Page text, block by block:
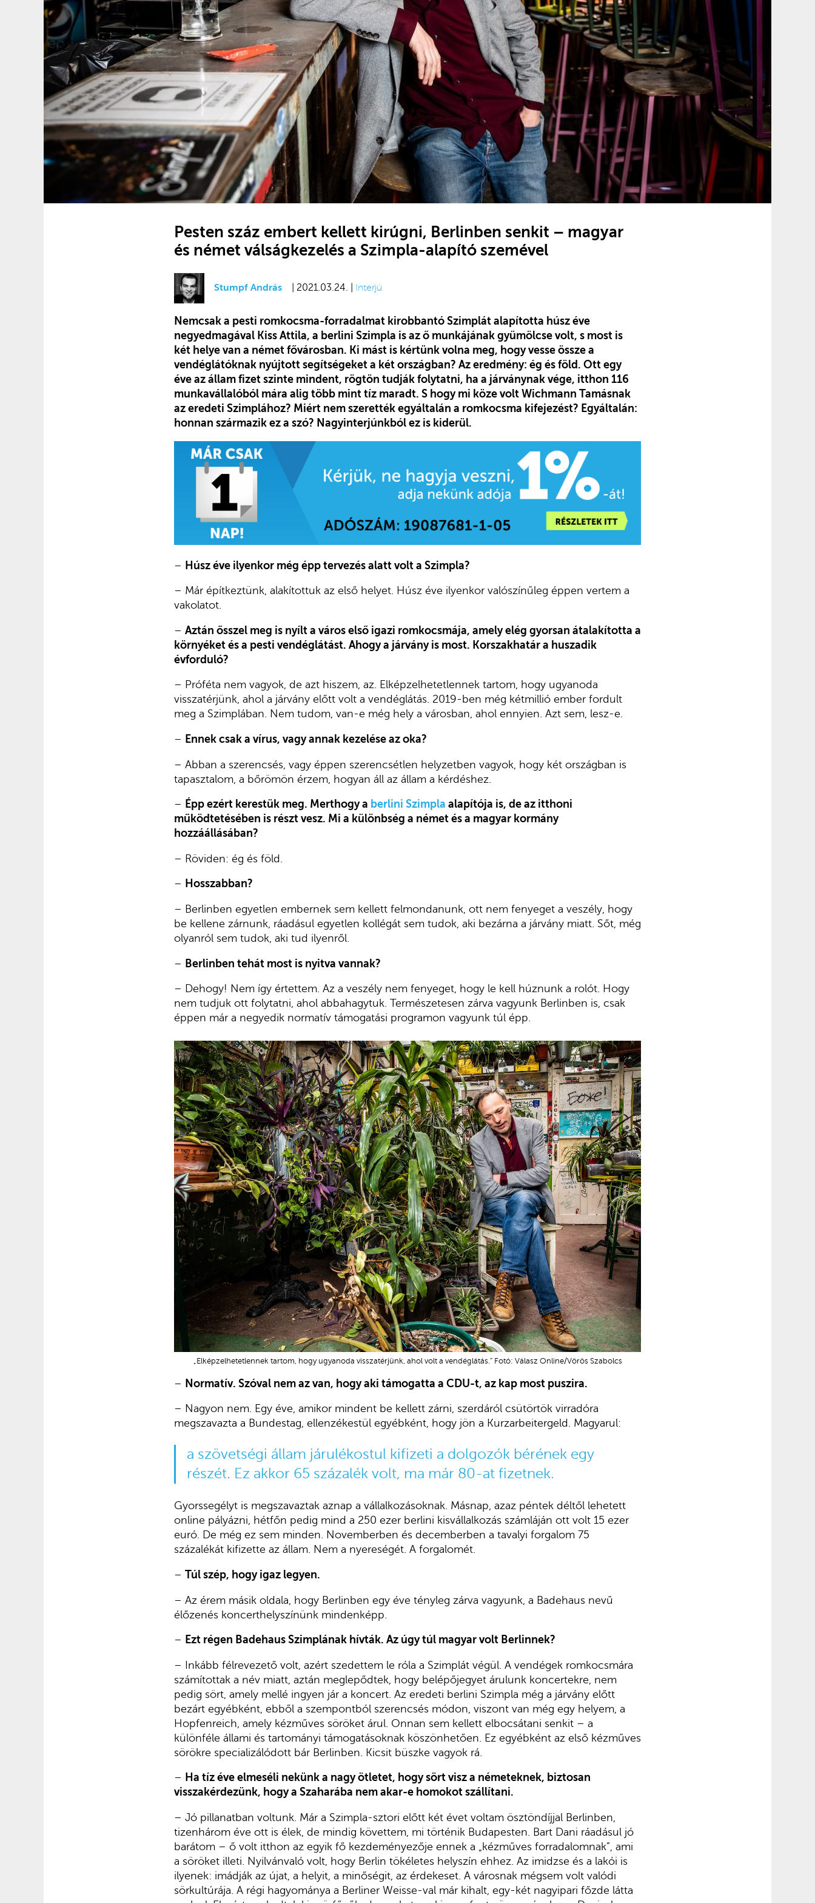
Pesten száz embert kellett kirúgni, Berlinben senkit – magyar
és német válságkezelés a Szimpla-alapító szemével
Stumpf András | 2021.03.24. | Interjú
Nemcsak a pesti romkocsma-forradalmat kirobbantó Szimplát alapította húsz éve
negyedmagával Kiss Attila, a berlini Szimpla is az ő munkájának gyümölcse volt, s most is
két helye van a német fővárosban. Ki mást is kértünk volna meg, hogy vesse össze a
vendéglátóknak nyújtott segítségeket a két országban? Az eredmény: ég és föld. Ott egy
éve az állam fizet szinte mindent, rögtön tudják folytatni, ha a járványnak vége, itthon 116
munkavállalóból mára alig több mint tíz maradt. S hogy mi köze volt Wichmann Tamásnak
az eredeti Szimplához? Miért nem szerették egyáltalán a romkocsma kifejezést? Egyáltalán:
honnan származik ez a szó? Nagyinterjúnkból ez is kiderül.
– Húsz éve ilyenkor még épp tervezés alatt volt a Szimpla?
– Már építkeztünk, alakítottuk az első helyet. Húsz éve ilyenkor valószínűleg éppen vertem a
vakolatot.
– Aztán ősszel meg is nyílt a város első igazi romkocsmája, amely elég gyorsan átalakította a
környéket és a pesti vendéglátást. Ahogy a járvány is most. Korszakhatár a huszadik
évforduló?
– Próféta nem vagyok, de azt hiszem, az. Elképzelhetetlennek tartom, hogy ugyanoda
visszatérjünk, ahol a járvány előtt volt a vendéglátás. 2019-ben még kétmillió ember fordult
meg a Szimplában. Nem tudom, van-e még hely a városban, ahol ennyien. Azt sem, lesz-e.
– Ennek csak a vírus, vagy annak kezelése az oka?
– Abban a szerencsés, vagy éppen szerencsétlen helyzetben vagyok, hogy két országban is
tapasztalom, a bőrömön érzem, hogyan áll az állam a kérdéshez.
– Épp ezért kerestük meg. Merthogy a berlini Szimpla alapítója is, de az itthoni
működtetésében is részt vesz. Mi a különbség a német és a magyar kormány
hozzáállásában?
– Röviden: ég és föld.
– Hosszabban?
– Berlinben egyetlen embernek sem kellett felmondanunk, ott nem fenyeget a veszély, hogy
be kellene zárnunk, ráadásul egyetlen kollégát sem tudok, aki bezárna a járvány miatt. Sőt, még
olyanról sem tudok, aki tud ilyenről.
– Berlinben tehát most is nyitva vannak?
– Dehogy! Nem így értettem. Az a veszély nem fenyeget, hogy le kell húznunk a rolót. Hogy
nem tudjuk ott folytatni, ahol abbahagytuk. Természetesen zárva vagyunk Berlinben is, csak
éppen már a negyedik normatív támogatási programon vagyunk túl épp.
„Elképzelhetetlennek tartom, hogy ugyanoda visszatérjünk, ahol volt a vendéglátás.” Fotó: Válasz Online/Vörös Szabolcs
– Normatív. Szóval nem az van, hogy aki támogatta a CDU-t, az kap most puszira.
– Nagyon nem. Egy éve, amikor mindent be kellett zárni, szerdáról csütörtök virradóra
megszavazta a Bundestag, ellenzékestül egyébként, hogy jön a Kurzarbeitergeld. Magyarul:
a szövetségi állam járulékostul kifizeti a dolgozók bérének egy
részét. Ez akkor 65 százalék volt, ma már 80-at fizetnek.
Gyorssegélyt is megszavaztak aznap a vállalkozásoknak. Másnap, azaz péntek déltől lehetett
online pályázni, hétfőn pedig mind a 250 ezer berlini kisvállalkozás számláján ott volt 15 ezer
euró. De még ez sem minden. Novemberben és decemberben a tavalyi forgalom 75
százalékát kifizette az állam. Nem a nyereségét. A forgalomét.
– Túl szép, hogy igaz legyen.
– Az érem másik oldala, hogy Berlinben egy éve tényleg zárva vagyunk, a Badehaus nevű
élőzenés koncerthelyszínünk mindenképp.
– Ezt régen Badehaus Szimplának hívták. Az úgy túl magyar volt Berlinnek?
– Inkább félrevezető volt, azért szedettem le róla a Szimplát végül. A vendégek romkocsmára
számítottak a név miatt, aztán meglepődtek, hogy belépőjegyet árulunk koncertekre, nem
pedig sört, amely mellé ingyen jár a koncert. Az eredeti berlini Szimpla még a járvány előtt
bezárt egyébként, ebből a szempontból szerencsés módon, viszont van még egy helyem, a
Hopfenreich, amely kézműves söröket árul. Onnan sem kellett elbocsátani senkit – a
különféle állami és tartományi támogatásoknak köszönhetően. Ez egyébként az első kézműves
sörökre specializálódott bár Berlinben. Kicsit büszke vagyok rá.
– Ha tíz éve elmeséli nekünk a nagy ötletet, hogy sört visz a németeknek, biztosan
visszakérdezünk, hogy a Szaharába nem akar-e homokot szállítani.
– Jó pillanatban voltunk. Már a Szimpla-sztori előtt két évet voltam ösztöndíjjal Berlinben,
tizenhárom éve ott is élek, de mindig követtem, mi történik Budapesten. Bart Dani ráadásul jó
barátom – ő volt itthon az egyik fő kezdeményezője ennek a „kézműves forradalomnak”, ami
a söröket illeti. Nyilvánvaló volt, hogy Berlin tökéletes helyszín ehhez. Az imidzse és a lakói is
ilyenek: imádják az újat, a helyit, a minőségit, az érdekeset. A városnak mégsem volt valódi
sörkultúrája. A régi hagyománya a Berliner Weisse-val már kihalt, egy-két nagyipari főzde látta